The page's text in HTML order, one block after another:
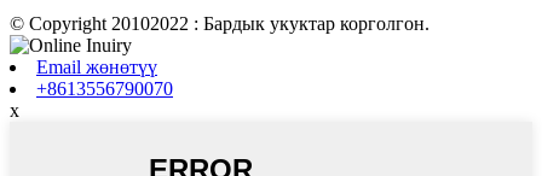
© Copyright 20102022 : Бардык укуктар корголгон.
Email жөнөтүү
+8613556790070
x